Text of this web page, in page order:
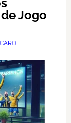
Jogo